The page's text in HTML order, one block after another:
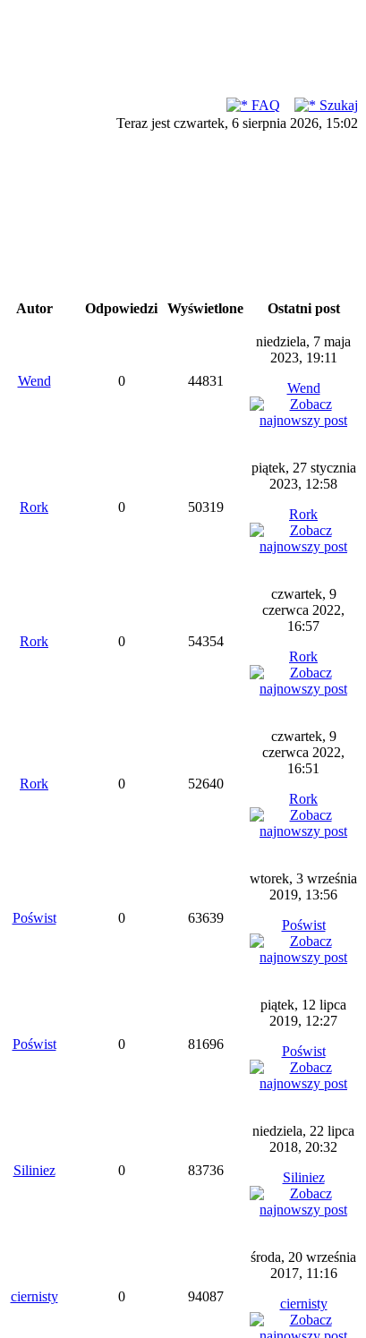
FAQ
Szukaj
Teraz jest czwartek, 6 sierpnia 2026, 15:02
Autor Odpowiedzi Wyświetlone Ostatni post
Wend 0 44831
niedziela, 7 maja
2023, 19:11
Wend
Rork 0 50319
piątek, 27 stycznia
2023, 12:58
Rork
Rork 0 54354
czwartek, 9
czerwca 2022,
16:57
Rork
Rork 0 52640
czwartek, 9
czerwca 2022,
16:51
Rork
Poświst 0 63639
wtorek, 3 września
2019, 13:56
Poświst
Poświst 0 81696
piątek, 12 lipca
2019, 12:27
Poświst
Siliniez 0 83736
niedziela, 22 lipca
2018, 20:32
Siliniez
ciernisty 0 94087
środa, 20 września
2017, 11:16
ciernisty